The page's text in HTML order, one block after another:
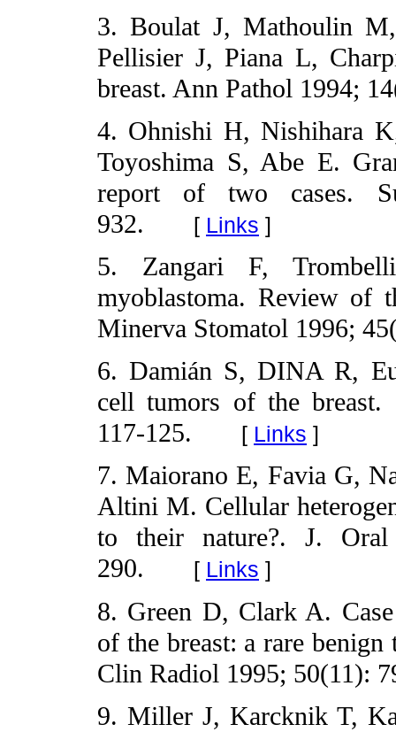
3. Boulat J, Mathoulin
Pellisier J, Piana L,
breast. Ann Pathol 1994;
4. Ohnishi H, Nishihara
Toyoshima S, Abe E.
report of two cases.
932. [ Links ]
5. Zangari F,
myoblastoma. Review of
Minerva Stomatol 1996;
6. Damián S, DINA R,
cell tumors of the breast.
117-125. [ Links ]
7. Maiorano E, Favia G,
Altini M. Cellular
to their nature?. J.
290. [ Links ]
8. Green D, Clark A.
of the breast: a rare
Clin Radiol 1995; 50(11):
9. Miller J, Karcknik T,